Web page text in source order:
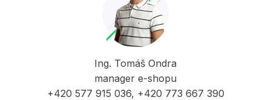
Ing. Tomáš Ondra
manager e-shopu
+420 577 915 036, +420 773 667 390